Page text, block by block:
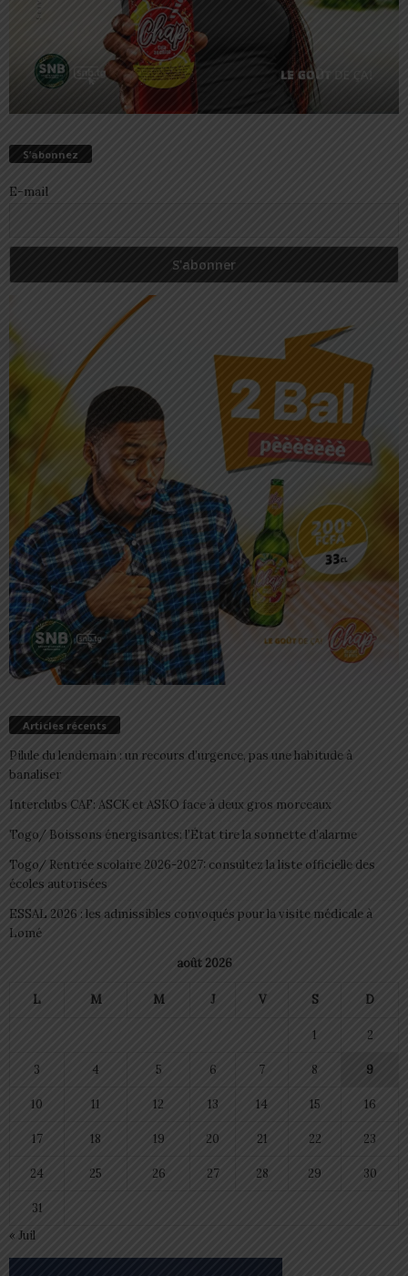
S’abonnez
E-mail
Articles récents
Pilule du lendemain : un recours d’urgence, pas une habitude à
banaliser
Interclubs CAF: ASCK et ASKO face à deux gros morceaux
Togo/ Boissons énergisantes: l’État tire la sonnette d’alarme
Togo/ Rentrée scolaire 2026-2027: consultez la liste officielle des
écoles autorisées
ESSAL 2026 : les admissibles convoqués pour la visite médicale à
Lomé
août 2026
L M M J V S D
1 2
3 4 5 6 7 8 9
10 11 12 13 14 15 16
17 18 19 20 21 22 23
24 25 26 27 28 29 30
31
« Juil